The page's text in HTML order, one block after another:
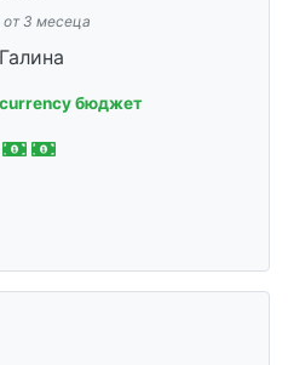
от 3 месеца
Галина
бюджет